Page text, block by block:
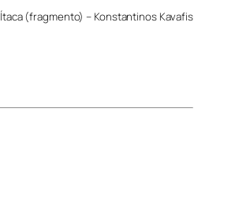
Ítaca (fragmento) – Konstantinos Kavafis